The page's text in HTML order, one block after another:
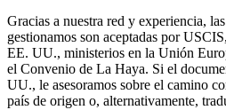
Gracias a nuestra red y experiencia,
gestionamos son aceptadas por
EE. UU., ministerios en la Unión
el Convenio de La Haya. Si el
UU., le asesoramos sobre el camino
país de origen o, alternativamente,